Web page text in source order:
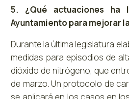
5. ¿Qué actuaciones ha
Ayuntamiento para mejorar
Durante la última legislatura
medidas para episodios de
dióxido de nitrógeno, que
de marzo. Un protocolo de